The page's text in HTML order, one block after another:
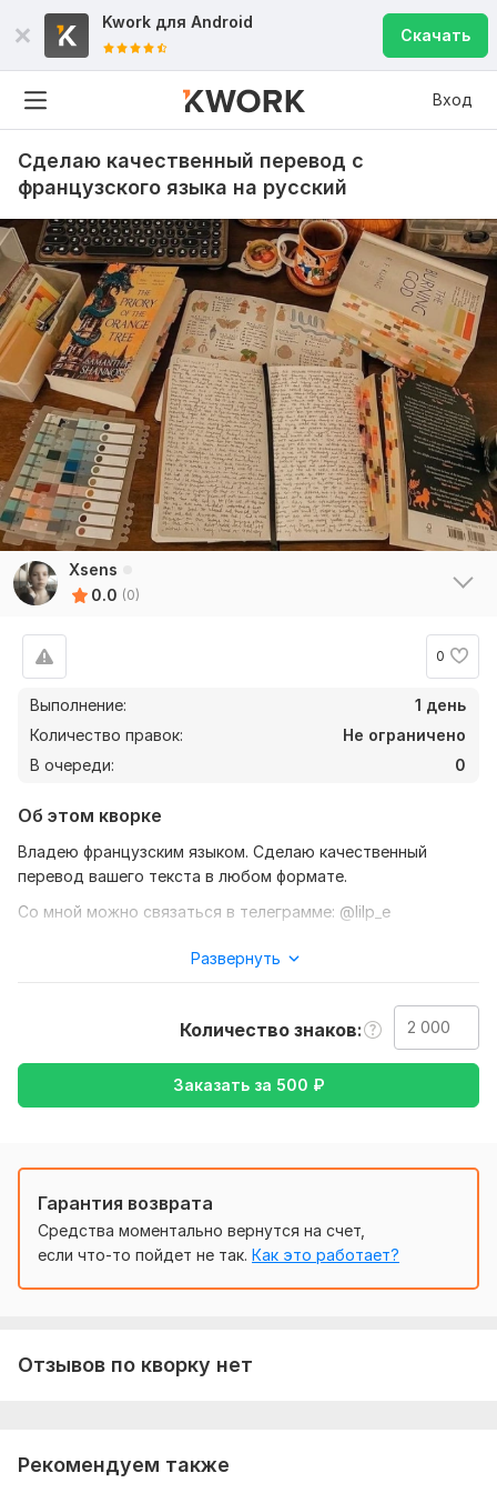
Kwork для Android
Скачать
Вход
Сделаю качественный перевод с
французского языка на русский
Xsens
0.0 (0)
0
Выполнение:
1 день
Количество правок:
Не ограничено
В очереди:
0
Об этом кворке
Владею французским языком. Сделаю качественный
перевод вашего текста в любом формате.
Со мной можно связаться в телеграмме: @lilp_e
текстовым сообщением, а можете файлом. Так же я
ожидаю уточнение моей работы - перевод с английского
Культура и искусство,Семья, дети,
Туризм и путешествия,Хобби и увлечения
Объем услуги в кворке:
Развернуть
Количество знаков
Заказать за 500 ₽
Гарантия возврата
Средства моментально вернутся на счет,
если что-то пойдет не так. Как это работает?
Отзывов по кворку нет
Рекомендуем также